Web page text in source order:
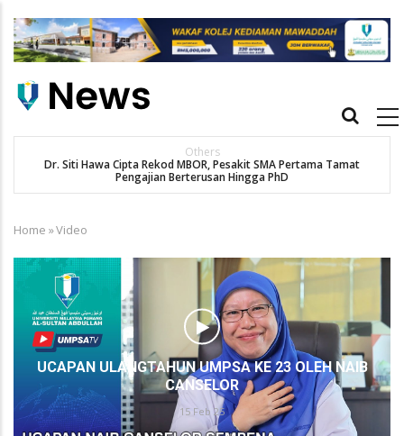
main
Main
Others
Dr. Siti Hawa Cipta Rekod MBOR, Pesakit SMA Pertama Tamat
Pengajian Berterusan Hingga PhD
Breadcrumb
Home »Video
UCAPAN ULANGTAHUN UMPSA KE 23 OLEH NAIB
CANSELOR
15 Feb 25